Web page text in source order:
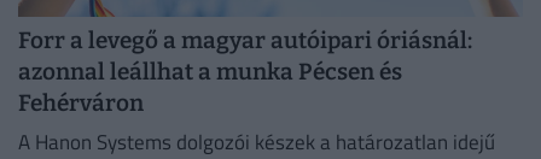
Forr a levegő a magyar autóipari óriásnál:
azonnal leállhat a munka Pécsen és
Fehérváron
A Hanon Systems dolgozói készek a határozatlan idejű